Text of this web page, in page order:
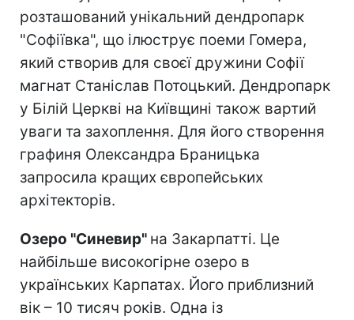
розташований унікальний дендропарк
"Софіївка", що ілюструє поеми Гомера,
який створив для своєї дружини Софії
магнат Станіслав Потоцький. Дендропарк
у Білій Церкві на Київщині також вартий
уваги та захоплення. Для його створення
графиня Олександра Браницька
запросила кращих європейських
архітекторів.
Озеро "Синевир" на Закарпатті. Це
найбільше високогірне озеро в
українських Карпатах. Його приблизний
вік – 10 тисяч років. Одна із